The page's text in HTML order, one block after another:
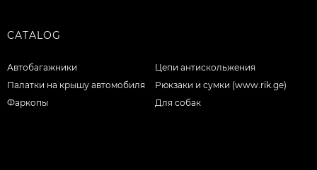
CATALOG
Автобагажники
Палатки на крышу автомобиля
Фаркопы
Цепи антискольжения
Рюкзаки и сумки (www.rik.ge)
Для собак